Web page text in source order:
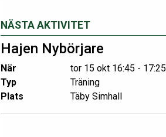
NÄSTA AKTIVITET
Hajen Nybörjare
När
tor 15 okt 16:45 - 17:25
Typ
Träning
Plats
Täby Simhall